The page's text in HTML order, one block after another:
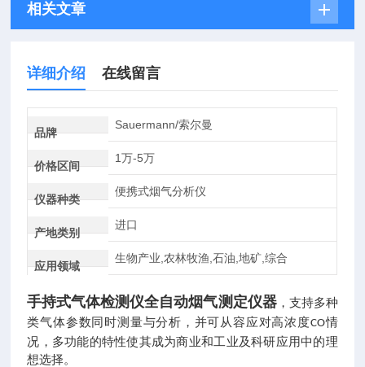
相关文章
详细介绍 在线留言
品牌
Sauermann/索尔曼
价格区间
1万-5万
仪器种类
便携式烟气分析仪
产地类别
进口
应用领域
生物产业,农林牧渔,石油,地矿,综合
手持式气体检测仪全自动烟气测定仪器， 支持多种
类气体参数同时测量与分析，并可从容应对高浓度CO情
况，多功能的特性使其成为商业和工业及科研应用中的理
想选择。